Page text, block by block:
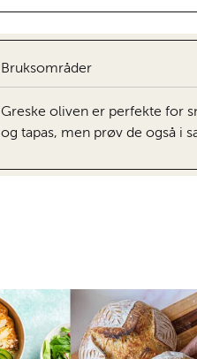
Bruksområder
Greske oliven er perfekte for
og tapas, men prøv de også i